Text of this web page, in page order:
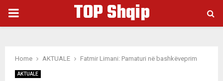
PRIMARY
TOP Shqip
Home AKTUALE Fatmir Limani: Pamaturi në bashkëveprim
AKTUALE